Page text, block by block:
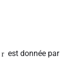
r est donnée par